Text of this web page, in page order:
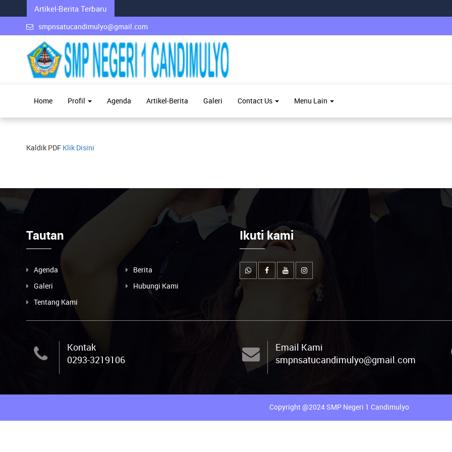
Artikel-Berita Terbaru
smpnsatucandimulyo@gmail.com
Home Profil Agenda Artikel-Berita Galeri Contact Us Menu Lain
Kaldik PDF Klik Disini
Tautan
Agenda
Berita
Galeri
Hubungi Kami
Tentang Kami
Ikuti kami
Kontak
0293-3219106
Email Kami
smpnsatucandimulyo@gmail.com
Copyright @2024 SMP Negeri 1 Candimulyo